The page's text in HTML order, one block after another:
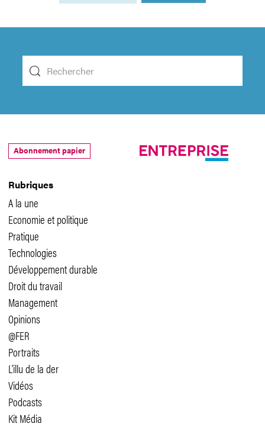
Rubriques
A la une
Economie et politique
Pratique
Technologies
Développement durable
Droit du travail
Management
Opinions
@FER
Portraits
L'illu de la der
Vidéos
Podcasts
Kit Média
Abonnement papier